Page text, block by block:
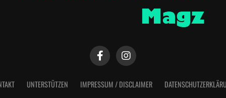
UNTERSTÜTZEN IMPRESSUM / DISCLAIMER